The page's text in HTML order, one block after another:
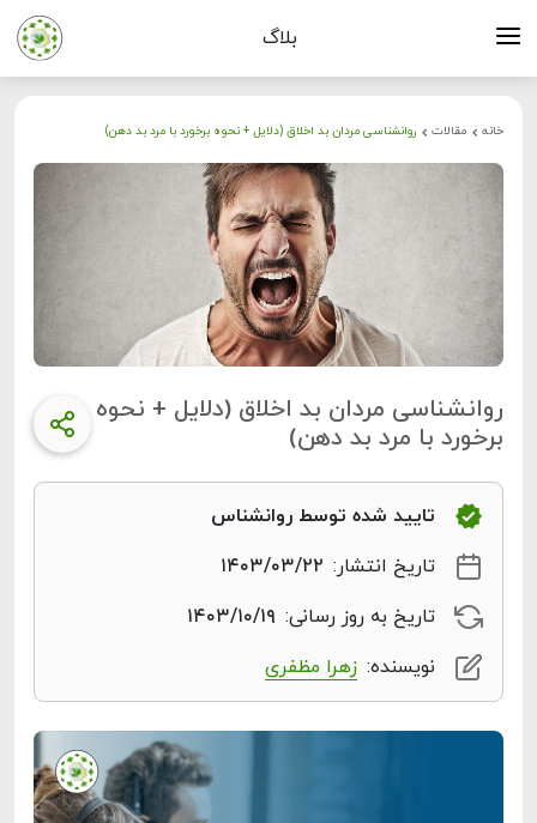
بلاگ
خانه مقالات روانشناسی مردان بد اخلاق (دلایل + نحوه برخورد با مرد بد دهن)
روانشناسی مردان بد اخلاق (دلایل + نحوه
برخورد با مرد بد دهن)
تایید شده توسط روانشناس
تاریخ انتشار: ۱۴۰۳/۰۳/۲۲
تاریخ به روز رسانی: ۱۴۰۳/۱۰/۱۹
نویسنده: زهرا مظفری